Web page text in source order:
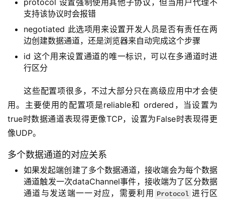
量
protocol 设置强制使用其他子协议，但当用户代理不
支持该协议时会报错
negotiated 此选项用来设置开发人员是否有责任在两
边创建数据通道，还是浏览器来自动完成这个步骤
id 这个用来设置通道的唯一标识，可以在多通道时进
行区分
这些配置项很多，不过大部分只在高级应用中才会使
用。主要使用的配置项是reliable和 ordered，当设置为
true时数据通道表现得更像TCP，设置为False时表现得更
像UDP。
多个数据通道的对应关系
如果发起端创建了多个数据通道，接收端会为每个数据
通道触发一次dataChannel事件，接收端为了区分数据
通道与发送端一一对应，需要利用
Protocol 进行区